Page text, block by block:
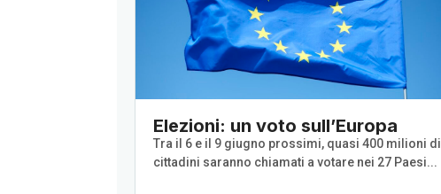
Elezioni: un voto sull’Europa
Tra il 6 e il 9 giugno prossimi, quasi 400 milioni di
cittadini saranno chiamati a votare nei 27 Paesi...